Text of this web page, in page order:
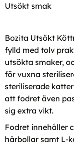
Utsökt smak
Bozita Utsökt
fylld med tolv
utsökta smaker,
för vuxna
steriliserade
att fodret även
sig extra vikt.
Fodret innehåller
hårbollar samt L-